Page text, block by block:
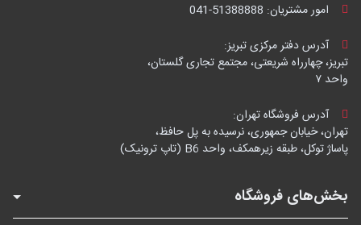
امور مشتریان: 041-51388888
آدرس دفتر مرکزی تبریز:
تبریز، چهارراه شریعتی، مجتمع تجاری گلستان،
واحد ۷
آدرس فروشگاه تهران:
تهران، خیابان جمهوری، نرسیده به پل حافظ،
پاساژ توکل، طبقه زیرهمکف، واحد B6 (تاپ ترونیک)
بخش‌های فروشگاه